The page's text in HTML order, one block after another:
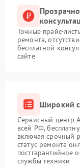
Точные прайс-
ремонта,
бесплатной
сайте
Широкий
Сервисный центр
всей РФ,
включая срочный
статус ремонта
постгарантийное
службы техники